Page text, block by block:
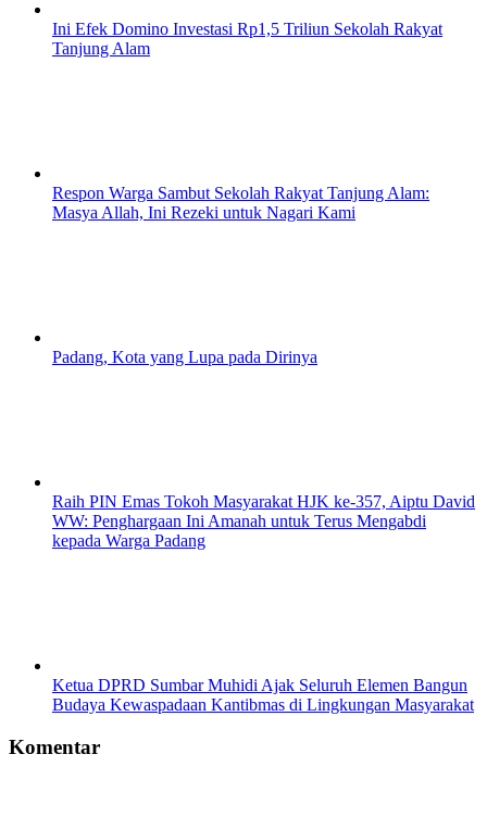
Ini Efek Domino Investasi Rp1,5 Triliun Sekolah Rakyat
Tanjung Alam
Respon Warga Sambut Sekolah Rakyat Tanjung Alam:
Masya Allah, Ini Rezeki untuk Nagari Kami
Padang, Kota yang Lupa pada Dirinya
Raih PIN Emas Tokoh Masyarakat HJK ke-357, Aiptu David
WW: Penghargaan Ini Amanah untuk Terus Mengabdi
kepada Warga Padang
Ketua DPRD Sumbar Muhidi Ajak Seluruh Elemen Bangun
Budaya Kewaspadaan Kantibmas di Lingkungan Masyarakat
Komentar